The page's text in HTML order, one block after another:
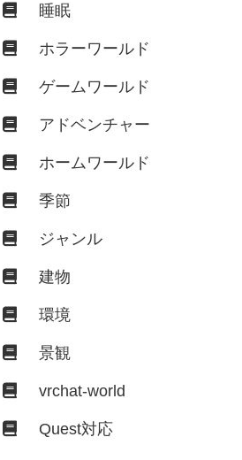
睡眠
ホラーワールド
ゲームワールド
アドベンチャー
ホームワールド
季節
ジャンル
建物
環境
景観
vrchat-world
Quest対応